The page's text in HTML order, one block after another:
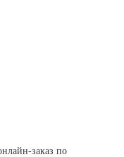
заказ по